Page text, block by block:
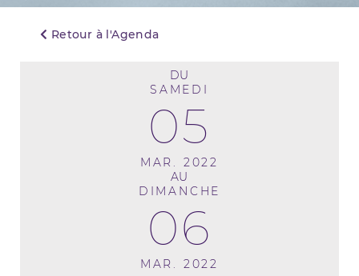
Retour à l'Agenda
DU
SAMEDI
05
MAR. 2022
AU
DIMANCHE
06
MAR. 2022